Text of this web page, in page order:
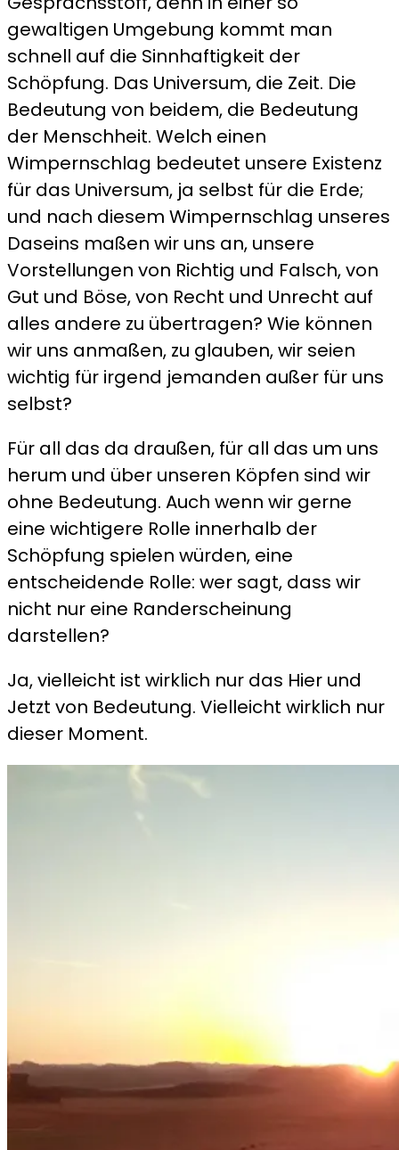
gewaltigen Umgebung kommt man
schnell auf die Sinnhaftigkeit der
Schöpfung. Das Universum, die Zeit. Die
Bedeutung von beidem, die Bedeutung
der Menschheit. Welch einen
Wimpernschlag bedeutet unsere Existenz
für das Universum, ja selbst für die Erde;
und nach diesem Wimpernschlag unseres
Daseins maßen wir uns an, unsere
Vorstellungen von Richtig und Falsch, von
Gut und Böse, von Recht und Unrecht auf
alles andere zu übertragen? Wie können
wir uns anmaßen, zu glauben, wir seien
wichtig für irgend jemanden außer für uns
selbst?
Für all das da draußen, für all das um uns
herum und über unseren Köpfen sind wir
ohne Bedeutung. Auch wenn wir gerne
eine wichtigere Rolle innerhalb der
Schöpfung spielen würden, eine
entscheidende Rolle: wer sagt, dass wir
nicht nur eine Randerscheinung
darstellen?
Ja, vielleicht ist wirklich nur das Hier und
Jetzt von Bedeutung. Vielleicht wirklich nur
dieser Moment.